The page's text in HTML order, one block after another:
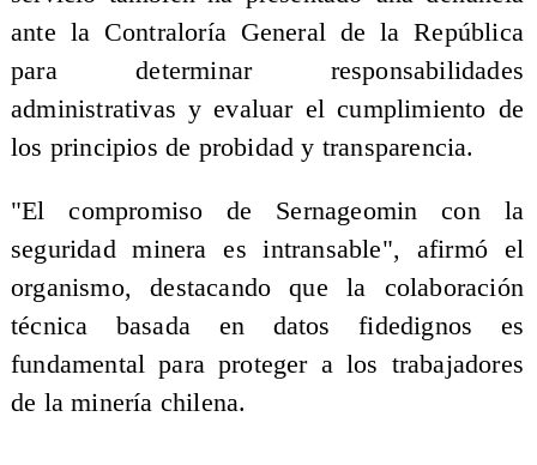
ante la Contraloría General de la República
para determinar responsabilidades
administrativas y evaluar el cumplimiento de
los principios de probidad y transparencia.
"El compromiso de Sernageomin con la
seguridad minera es intransable", afirmó el
organismo, destacando que la colaboración
técnica basada en datos fidedignos es
fundamental para proteger a los trabajadores
de la minería chilena.